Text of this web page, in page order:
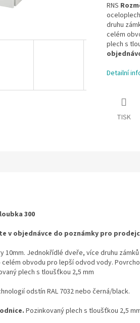
RNS
druhu
celém
plech s
Detailní
TISK
300
v objednávce do poznámky pro
Jednokřídlé dveře, více druhu zámků
obvodu pro lepší odvod vody.
plech s tloušťkou 2,5 mm
odstín RAL 7032 nebo černá/black.
Pozinkovaný plech s tloušťkou 2,5